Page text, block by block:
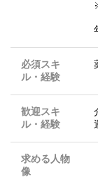
必須スキ
ル・経験
歓迎スキ
ル・経験
求める人物
像